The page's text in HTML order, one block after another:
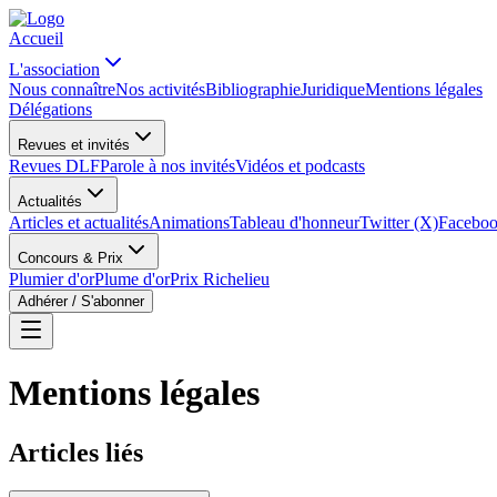
Accueil
L'association
Nous connaîtreNos activitésBibliographieJuridiqueMentions légales
Délégations
Revues et invités
Revues DLFParole à nos invitésVidéos et podcasts
Actualités
Articles et actualitésAnimationsTableau d'honneurTwitter (X)
Concours & Prix
Plumier d'orPlume d'orPrix Richelieu
Adhérer / S'abonner
Mentions légales
Articles liés